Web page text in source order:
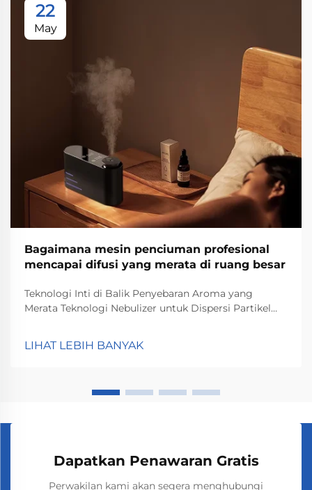
22
May
Bagaimana mesin penciuman profesional
mencapai difusi yang merata di ruang besar
Teknologi Inti di Balik Penyebaran Aroma yang
Merata Teknologi Nebulizer untuk Dispersi Partikel
menjadi instrumen presisi dalam menyebarkan bau.
LIHAT LEBIH BANYAK
Dapatkan Penawaran Gratis
Perwakilan kami akan segera menghubungi